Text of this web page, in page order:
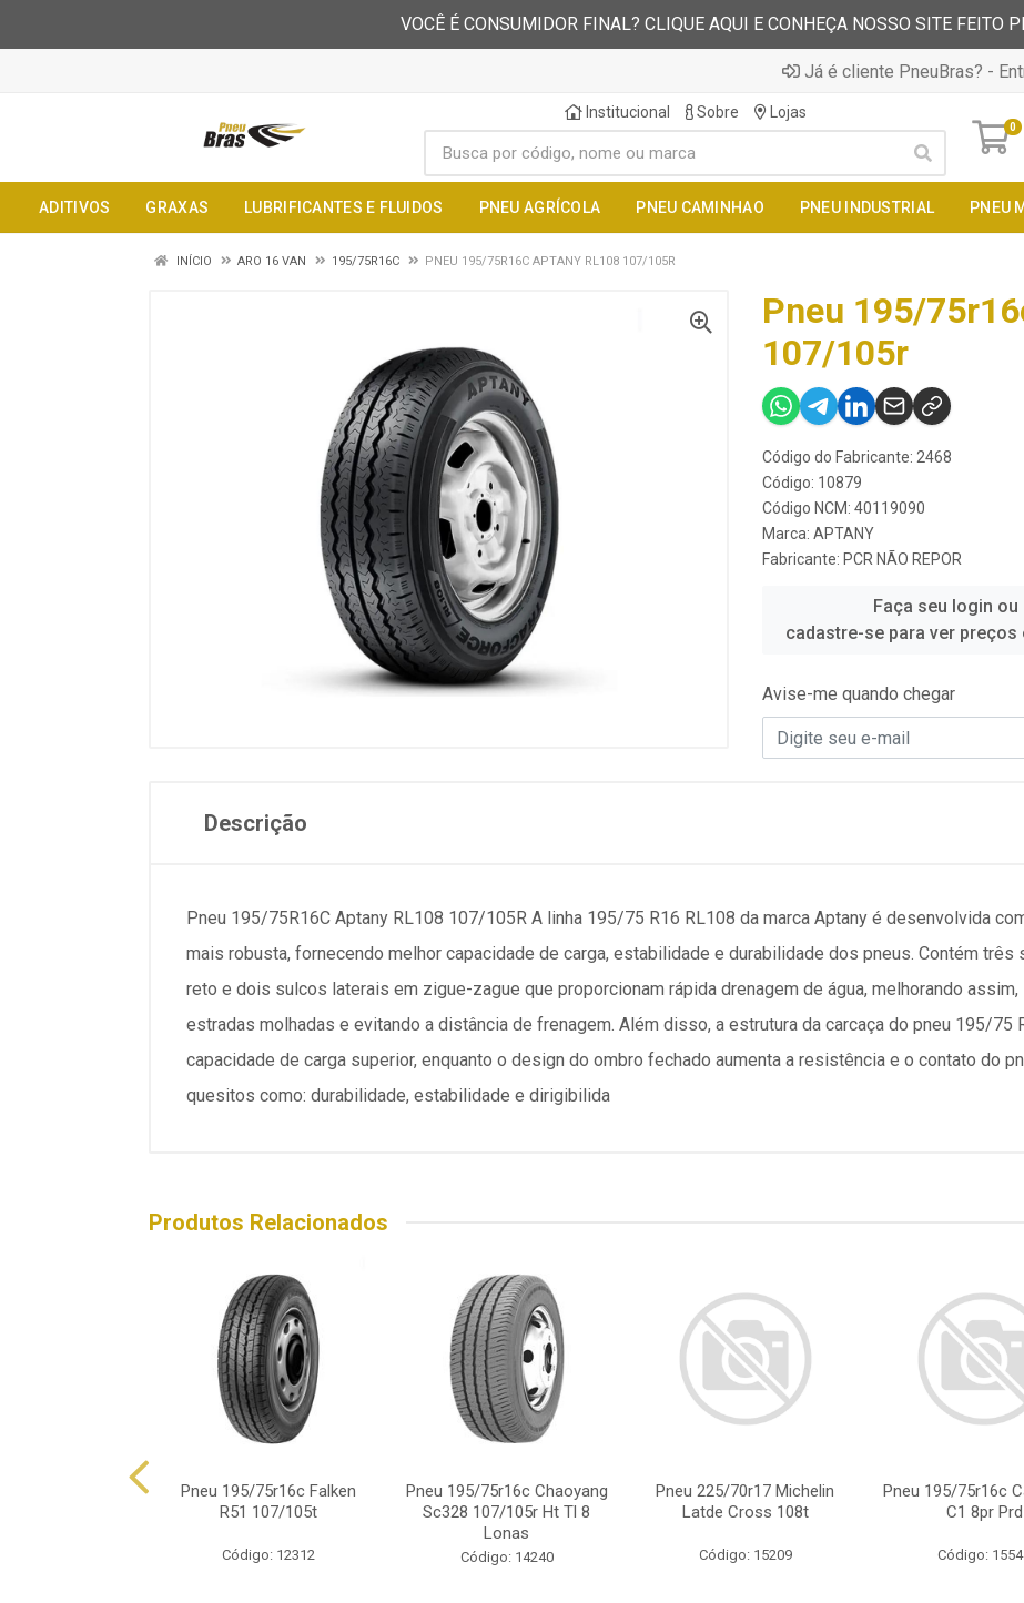
VOCÊ É CONSUMIDOR FINAL? CLIQUE AQUI E CONHEÇA NOSSO SITE FEITO
Já é cliente PneuBras? -
Institucional Sobre Lojas
0
ADITIVOS GRAXAS LUBRIFICANTES E FLUIDOS PNEU AGRÍCOLA PNEU CAMINHAO PNEU INDUSTRIAL PNEU
INÍCIO ARO 16 VAN 195/75R16C PNEU 195/75R16C APTANY RL108 107/105R
Pneu 195/
107/105r
Código do Fabricante: 2468
Código: 10879
Código NCM: 40119090
Marca: APTANY
Fabricante: PCR NÃO REPOR
Faça seu login ou
cadastre-se para ver preços
Avise-me quando chegar
Descrição
Pneu 195/75R16C Aptany RL108 107/105R A linha 195/75 R16 RL108 da marca Aptany é desenvolvida
mais robusta, fornecendo melhor capacidade de carga, estabilidade e durabilidade dos pneus. Contém
reto e dois sulcos laterais em zigue-zague que proporcionam rápida drenagem de água, melhorando
estradas molhadas e evitando a distância de frenagem. Além disso, a estrutura da carcaça do pneu 195/75
capacidade de carga superior, enquanto o design do ombro fechado aumenta a resistência e o contato do
quesitos como: durabilidade, estabilidade e dirigibilida
Produtos Relacionados
Pneu 195/75r16c Falken
R51 107/105t
Código: 12312
Pneu 195/75r16c Chaoyang
Sc328 107/105r Ht Tl 8
Lonas
Código: 14240
Pneu 225/70r17 Michelin
Latde Cross 108t
Código: 15209
Pneu 195/75r16c
C1 8pr Prd
Código: